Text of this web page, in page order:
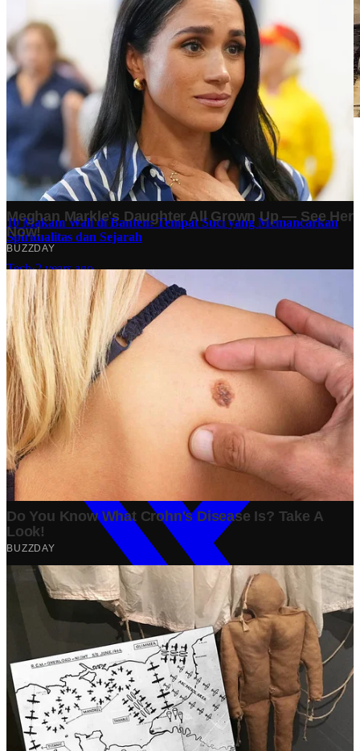
Stok BBM di Indonesia Hanya Tinggal 21 Hari, Apa
Dampaknya bagi Masyarakat?
Finansial·4 months ago
10 Makam Wali di Banten: Tempat Suci yang Memancarkan
Spiritualitas dan Sejarah
Tech·2 years ago
Analisis Bisnis Kopi Kenangan vs Point Coffee: Persaingan
dalam Industri Kopi Indonesia
Bisnis·1 year ago
#Ekonomi#Opini
Share: